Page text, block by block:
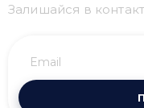
Залишайся в